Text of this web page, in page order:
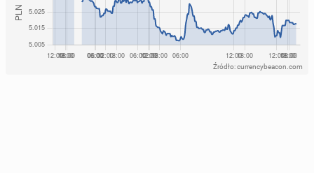
Źródło: currencybeacon.com